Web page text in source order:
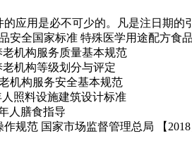
应用是必不可少的。凡是注日期的
安全国家标准 特殊医学用途配方食
老机构服务质量基本规范
老机构等级划分与评定
机构服务安全基本规范
照料设施建筑设计标准
人膳食指导
规范 国家市场监督管理总局 【